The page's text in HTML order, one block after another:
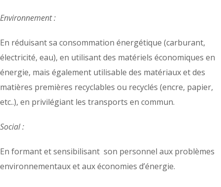
Environnement :
En réduisant sa consommation énergétique (carburant,
électricité, eau), en utilisant des matériels économiques en
énergie, mais également utilisable des matériaux et des
matières premières recyclables ou recyclés (encre, papier,
etc..), en privilégiant les transports en commun.
Social :
En formant et sensibilisant son personnel aux problèmes
environnementaux et aux économies d’énergie.